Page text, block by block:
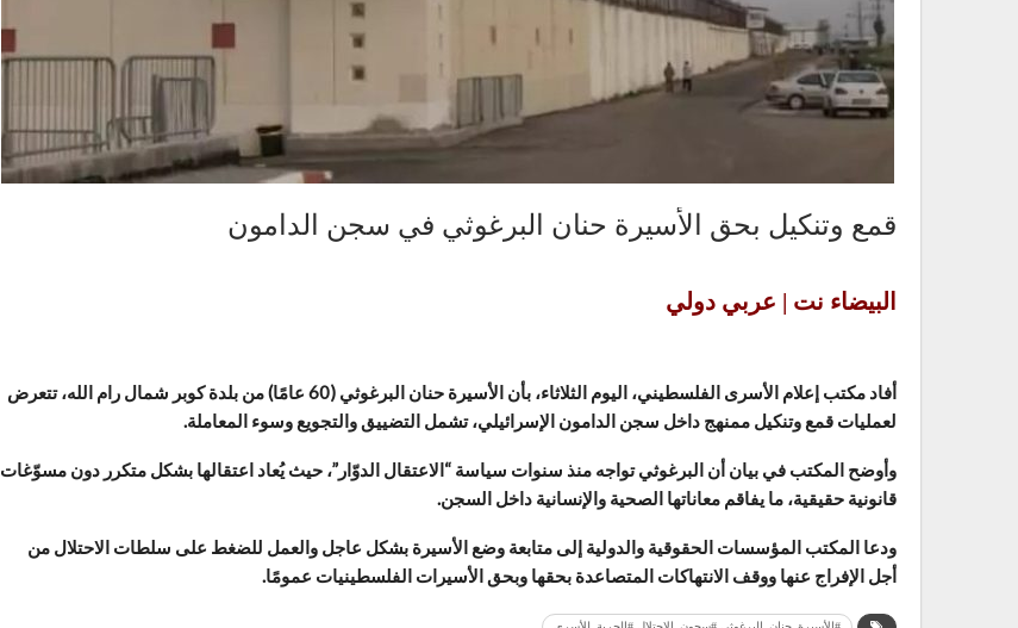
قمع وتنكيل بحق الأسيرة حنان البرغوثي في سجن الدامون
البيضاء نت | عربي دولي
أفاد مكتب إعلام الأسرى الفلسطيني، اليوم الثلاثاء، بأن الأسيرة حنان البرغوثي (60 عامًا) من بلدة كوبر شمال رام الله، تتعرض
لعمليات قمع وتنكيل ممنهج داخل سجن الدامون الإسرائيلي، تشمل التضييق والتجويع وسوء المعاملة.
وأوضح المكتب في بيان أن البرغوثي تواجه منذ سنوات سياسة “الاعتقال الدوّار”، حيث يُعاد اعتقالها بشكل متكرر دون مسوّغات
قانونية حقيقية، ما يفاقم معاناتها الصحية والإنسانية داخل السجن.
ودعا المكتب المؤسسات الحقوقية والدولية إلى متابعة وضع الأسيرة بشكل عاجل والعمل للضغط على سلطات الاحتلال من
أجل الإفراج عنها ووقف الانتهاكات المتصاعدة بحقها وبحق الأسيرات الفلسطينيات عمومًا.